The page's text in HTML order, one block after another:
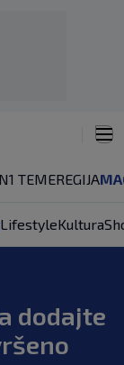
N1 TEMEREGIJA
LifestyleKultura
dodajte